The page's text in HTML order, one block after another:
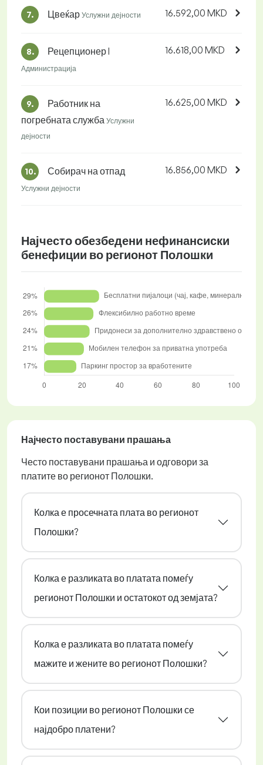
7. Цвеќар Услужни дејности 16.592,00 MKD
8. Рецепционер I
Администрација
16.618,00 MKD
9.
Работник на
погребната служба Услужни
дејности
16.625,00 MKD
10. Собирач на отпад
Услужни дејности
16.856,00 MKD
Најчесто обезбедени нефинансиски
бенефиции во регионот Полошки
Најчесто поставувани прашања
Често поставувани прашања и одговори за
платите во регионот Полошки.
Колка е просечната плата во регионот
Полошки?
Колка е разликата во платата помеѓу
регионот Полошки и остатокот од земјата?
Колка е разликата во платата помеѓу
мажите и жените во регионот Полошки?
Кои позиции во регионот Полошки се
најдобро платени?